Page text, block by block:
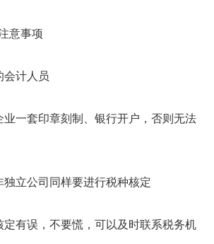
意事项
计人员
一套印章刻制、银行开户，否则无法
立公司同样要进行税种核定
有误，不要慌，可以及时联系税务机